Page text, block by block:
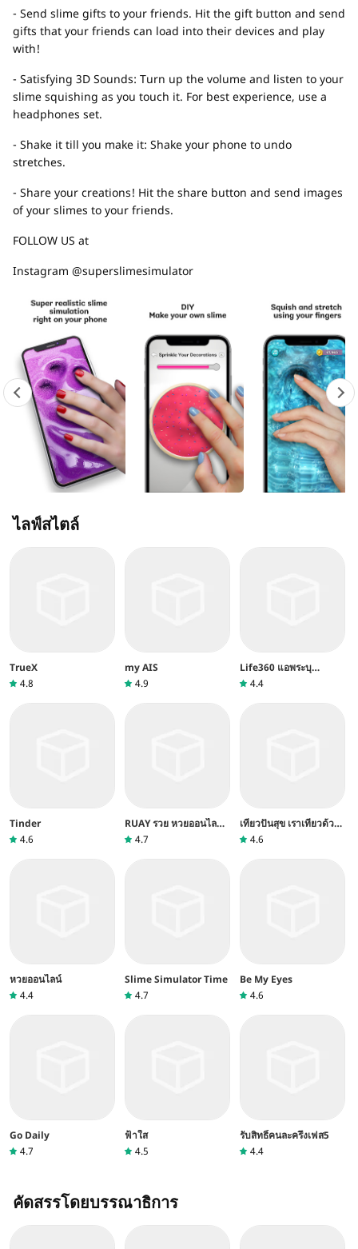
- Send slime gifts to your friends. Hit the gift button and send
gifts that your friends can load into their devices and play
with!
- Satisfying 3D Sounds: Turn up the volume and listen to your
slime squishing as you touch it. For best experience, use a
headphones set.
- Shake it till you make it: Shake your phone to undo
stretches.
- Share your creations! Hit the share button and send images
of your slimes to your friends.
FOLLOW US at
Instagram @superslimesimulator
ไลฟ์สไตล์
TrueX
4.8
my AIS
4.9
Life360 แอพระบุ
ตำแหน่งครอบครัว
4.4
Tinder
4.6
RUAY รวย หวยออนไลน์
แม่นๆ
4.7
เที่ยวปันสุข เราเที่ยวด้วย
กัน ลงทะเบียน
ส่วนลด40%
4.6
หวยออนไลน์
4.4
Slime Simulator Time
4.7
Be My Eyes
4.6
Go Daily
4.7
ฟ้าใส
4.5
รับสิทธิ์คนละครึ่งเฟส5
4.4
คัดสรรโดยบรรณาธิการ